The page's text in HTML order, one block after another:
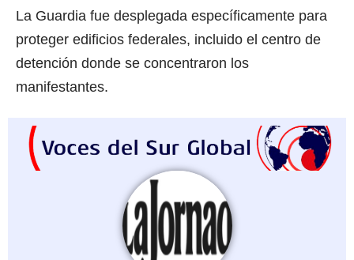
La Guardia fue desplegada específicamente para
proteger edificios federales, incluido el centro de
detención donde se concentraron los
manifestantes.